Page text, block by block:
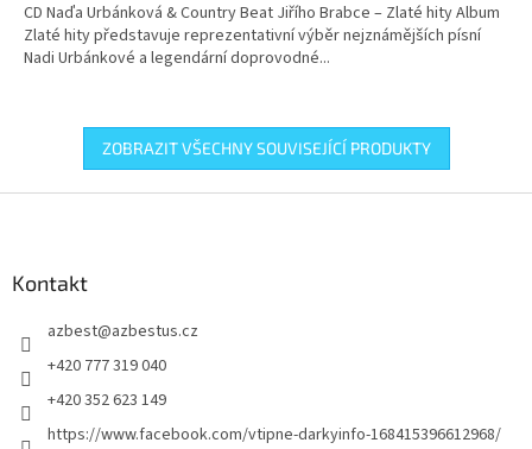
CD Naďa Urbánková & Country Beat Jiřího Brabce – Zlaté hity Album
Zlaté hity představuje reprezentativní výběr nejznámějších písní
Nadi Urbánkové a legendární doprovodné...
ZOBRAZIT VŠECHNY SOUVISEJÍCÍ PRODUKTY
Kontakt
azbest@azbestus.cz
+420 777 319 040
+420 352 623 149
https://www.facebook.com/vtipne-darkyinfo-168415396612968/